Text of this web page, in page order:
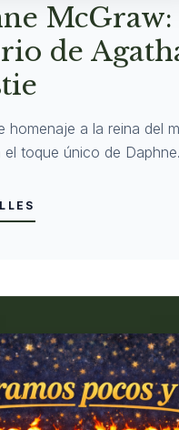
McGraw:
de
homenaje a la reina del
el toque único de Daphne.